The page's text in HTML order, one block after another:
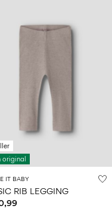
original
IT BABY
RIB LEGGING